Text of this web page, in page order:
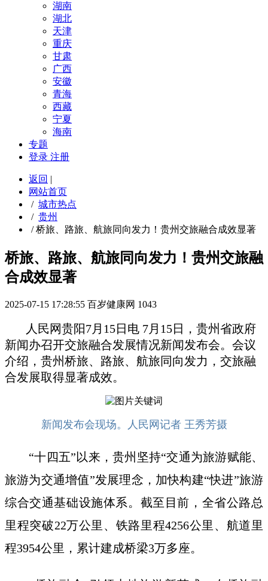
湖南
湖北
天津
重庆
甘肃
广西
安徽
青海
西藏
宁夏
海南
专题
登录 注册
返回 |
网站首页
/ 城市热点
/ 贵州
/桥旅、路旅、航旅同向发力！贵州交旅融合成效显著
桥旅、路旅、航旅同向发力！贵州交旅融
合成效显著
2025-07-15 17:28:55 百岁健康网 1043
人民网贵阳7月15日电 7月15日，贵州省政府
新闻办召开交旅融合发展情况新闻发布会。会议
介绍，贵州桥旅、路旅、航旅同向发力，交旅融
合发展取得显著成效。
新闻发布会现场。人民网记者 王秀芳摄
“十四五”以来，贵州坚持“交通为旅游赋能、
旅游为交通增值”发展理念，加快构建“快进”旅游
综合交通基础设施体系。截至目前，全省公路总
里程突破22万公里、铁路里程4256公里、航道里
程3954公里，累计建成桥梁3万多座。